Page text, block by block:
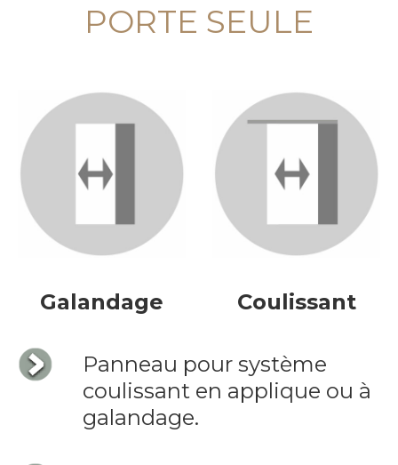
PORTE SEULE
Galandage Coulissant
Panneau pour système
coulissant en applique ou à
galandage.